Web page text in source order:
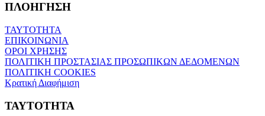
ΠΛΟΗΓΗΣΗ
ΤΑΥΤΟΤΗΤΑ
ΕΠΙΚΟΙΝΩΝΙΑ
ΟΡΟΙ ΧΡΗΣΗΣ
ΠΟΛΙΤΙΚΗ ΠΡΟΣΤΑΣΙΑΣ ΠΡΟΣΩΠΙΚΩΝ ΔΕΔΟΜΕΝΩΝ
ΠΟΛΙΤΙΚΗ COOKIES
Κρατική Διαφήμιση
ΤΑΥΤΟΤΗΤΑ